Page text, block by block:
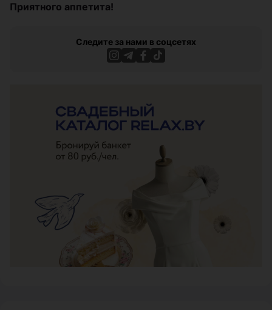
Приятного аппетита!
Следите за нами в соцсетях